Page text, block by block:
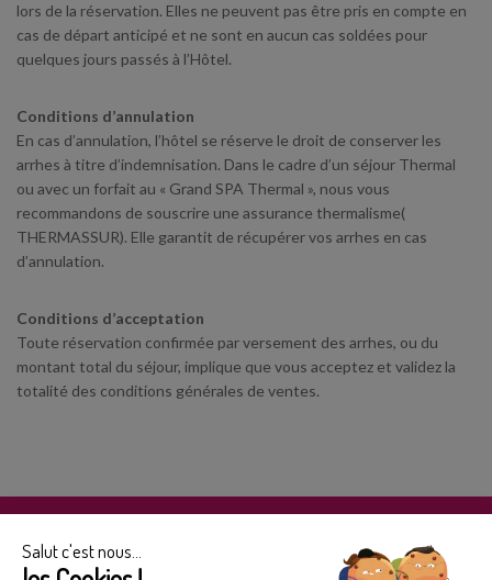
lors de la réservation. Elles ne peuvent pas être pris en compte en
cas de départ anticipé et ne sont en aucun cas soldées pour
quelques jours passés à l’Hôtel.
Conditions d’annulation
En cas d’annulation, l’hôtel se réserve le droit de conserver les
arrhes à titre d’indemnisation. Dans le cadre d’un séjour Thermal
ou avec un forfait au « Grand SPA Thermal », nous vous
recommandons de souscrire une assurance thermalisme(
THERMASSUR). Elle garantit de récupérer vos arrhes en cas
d’annulation.
Conditions d’acceptation
Toute réservation confirmée par versement des arrhes, ou du
montant total du séjour, implique que vous acceptez et validez la
totalité des conditions générales de ventes.
Salut c'est nous...